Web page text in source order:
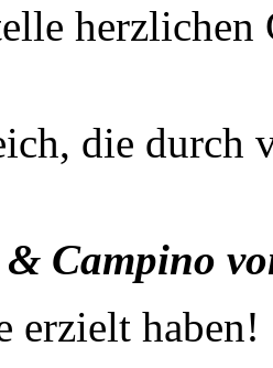
die durch
& Campino
erzielt haben!